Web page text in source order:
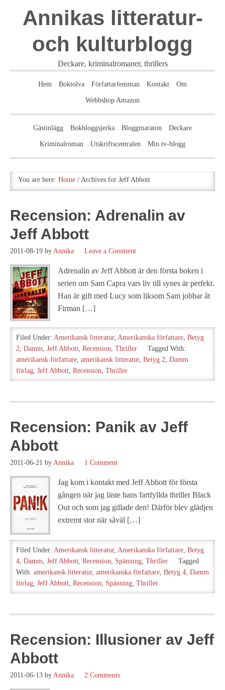
Annikas litteratur-
och kulturblogg
Deckare, kriminalromaner, thrillers
Hem Boktolva Författarfemman Kontakt Om
Webbshop Amazon
Gästinlägg Bokbloggsjerka Bloggmaraton Deckare
Kriminalroman Utskriftscentralen Min tv-blogg
You are here: Home / Archives for Jeff Abbott
Recension: Adrenalin av
Jeff Abbott
2011-08-19 by Annika Leave a Comment
Adrenalin av Jeff Abbott är den första boken i
serien om Sam Capra vars liv till synes är perfekt.
Han är gift med Lucy som liksom Sam jobbar åt
Firman […]
Filed Under: Amerikansk litteratur, Amerikanska författare, Betyg
2, Damm, Jeff Abbott, Recension, Thriller
Tagged With:
amerikansk författare, amerikansk litteratur, Betyg 2, Damm
förlag, Jeff Abbott, Recension, Thriller
Recension: Panik av Jeff
Abbott
2011-06-21 by Annika 1 Comment
Jag kom i kontakt med Jeff Abbott för första
gången när jag läste hans fartfyllda thriller Black
Out och som jag gillade den! Därför blev glädjen
extremt stor när såväl […]
Filed Under: Amerikansk litteratur, Amerikanska författare, Betyg
4, Damm, Jeff Abbott, Recension, Spänning, Thriller
Tagged
With: amerikansk litteratur, amerikanska författare, Betyg 4, Damm
förlag, Jeff Abbott, Recension, Spänning, Thriller
Recension: Illusioner av Jeff
Abbott
2011-06-13 by Annika 2 Comments